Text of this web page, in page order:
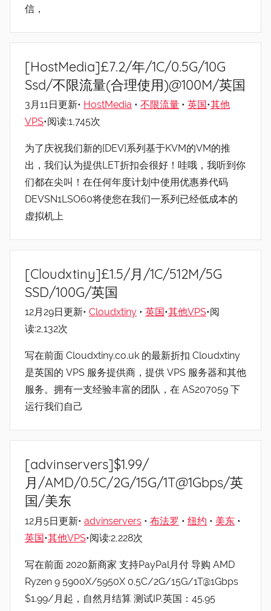
信，
[HostMedia]£7.2/年/1C/0.5G/10G
Ssd/不限流量(合理使用)@100M/英国
3月11日更新• HostMedia • 不限流量 • 英国•其他
VPS•阅读:1,745次
为了庆祝我们新的{DEV}系列基于KVM的VM的推
出，我们认为提供LET折扣会很好！哇哦，我听到你
们都在尖叫！在任何年度计划中使用优惠券代码
DEVSN1LSO60将使您在我们一系列已经低成本的
虚拟机上
[Cloudxtiny]£1.5/月/1C/512M/5G
SSD/100G/英国
12月29日更新• Cloudxtiny • 英国 •其他VPS•阅
读:2,132次
写在前面 Cloudxtiny.co.uk 的最新折扣 Cloudxtiny
是英国的 VPS 服务提供商，提供 VPS 服务器和其他
服务。拥有一支经验丰富的团队，在 AS207059 下
运行我们自己
[advinservers]$1.99/
月/AMD/0.5C/2G/15G/1T@1Gbps/英
国/美东
12月5日更新• advinservers • 布法罗 • 纽约 • 美东 •
英国•其他VPS•阅读:2,228次
写在前面 2020新商家 支持PayPal月付 导购 AMD
Ryzen 9 5900X/5950X 0.5C/2G/15G/1T@1Gbps
$1.99/月起，自然月结算 测试IP.英国：45.95